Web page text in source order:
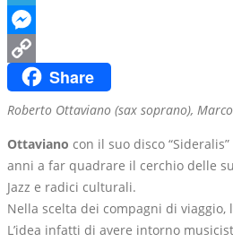
Telegram
Messenger
Copy
Link
Share
Roberto Ottaviano (sax soprano),
Ottaviano con il suo disco
anni a far quadrare il cerchio delle
Jazz e radici culturali.
Nella scelta dei compagni di
L’idea infatti di avere intorno